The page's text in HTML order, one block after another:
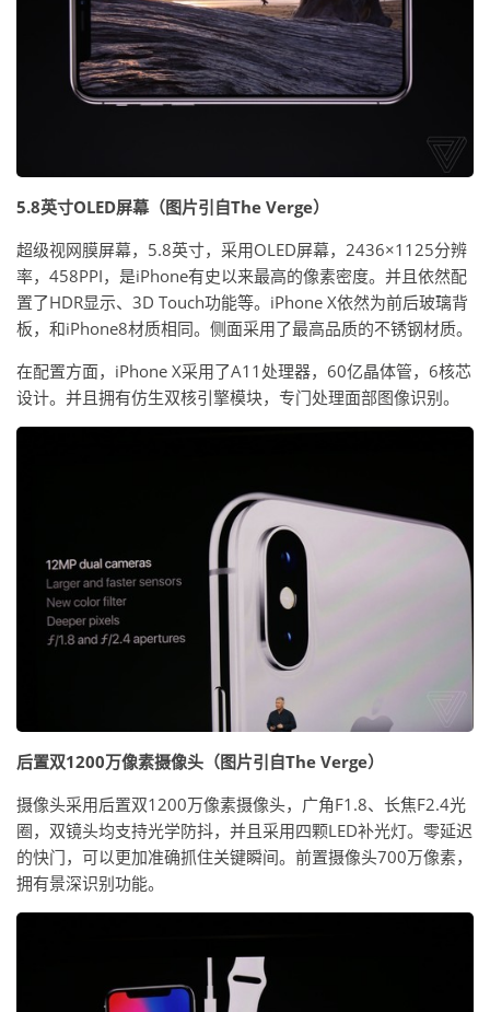
5.8英寸OLED屏幕（图片引自The Verge）
超级视网膜屏幕，5.8英寸，采用OLED屏幕，2436×1125分辨
率，458PPI，是iPhone有史以来最高的像素密度。并且依然配
置了HDR显示、3D Touch功能等。iPhone X依然为前后玻璃背
板，和iPhone8材质相同。侧面采用了最高品质的不锈钢材质。
在配置方面，iPhone X采用了A11处理器，60亿晶体管，6核芯
设计。并且拥有仿生双核引擎模块，专门处理面部图像识别。
后置双1200万像素摄像头（图片引自The Verge）
摄像头采用后置双1200万像素摄像头，广角F1.8、长焦F2.4光
圈，双镜头均支持光学防抖，并且采用四颗LED补光灯。零延迟
的快门，可以更加准确抓住关键瞬间。前置摄像头700万像素，
拥有景深识别功能。